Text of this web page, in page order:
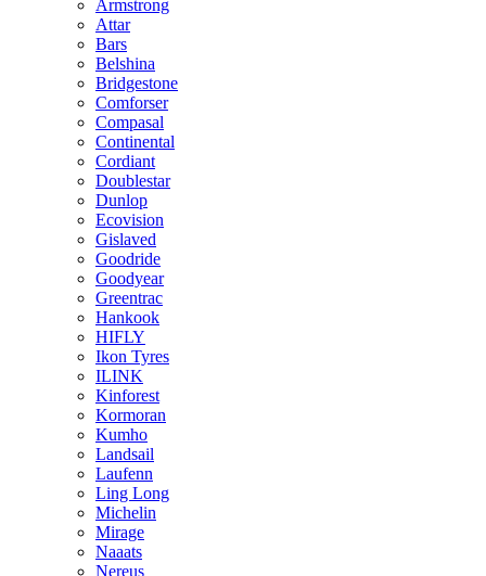
Armstrong
Attar
Bars
Belshina
Bridgestone
Comforser
Compasal
Continental
Cordiant
Doublestar
Dunlop
Ecovision
Gislaved
Goodride
Goodyear
Greentrac
Hankook
HIFLY
Ikon Tyres
ILINK
Kinforest
Kormoran
Kumho
Landsail
Laufenn
Ling Long
Michelin
Mirage
Naaats
Nereus